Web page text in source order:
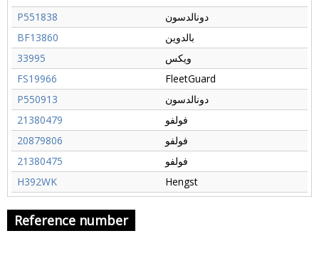
P551838
دونالدسون
BF13860
بالدوين
33995
ويكس
FS19966
FleetGuard
P550913
دونالدسون
21380479
فولفو
20879806
فولفو
21380475
فولفو
H392WK
Hengst
Reference number